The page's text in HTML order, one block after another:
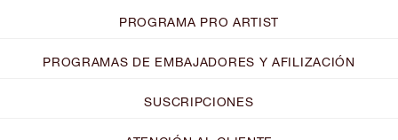
PROGRAMA PRO ARTIST
PROGRAMAS DE EMBAJADORES Y AFILIZACIÓN
SUSCRIPCIONES